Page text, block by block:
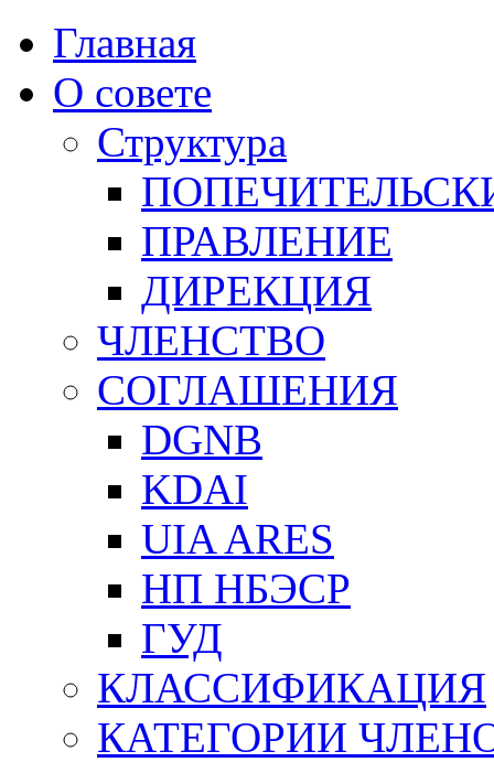
Главная
О совете
Структура
ПРАВЛЕНИЕ
ДИРЕКЦИЯ
ЧЛЕНСТВО
СОГЛАШЕНИЯ
DGNB
KDAI
UIA ARES
НП НБЭСР
ГУД
КЛАССИФИКАЦИЯ
КАТЕГОРИИ